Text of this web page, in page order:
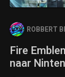
ROBBERT
Fire
naar